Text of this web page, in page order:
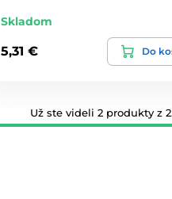
Skladom
5,31 € Do
Už ste videli 2 produkty z